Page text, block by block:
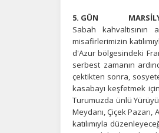
5. GÜN
Sabah
misafirlerimizin
d'Azur bölgesindeki
serbest zamanın
çektikten sonra,
kasabayı keşfetmek
Turumuzda ünlü
Meydanı, Çiçek
katılımıyla